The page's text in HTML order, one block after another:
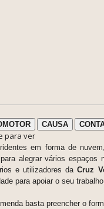
CAUSA
para ver
em forma de
alegrar vários
e utilizadores daCruz
para apoiar o seu trabalho.
basta preencher o